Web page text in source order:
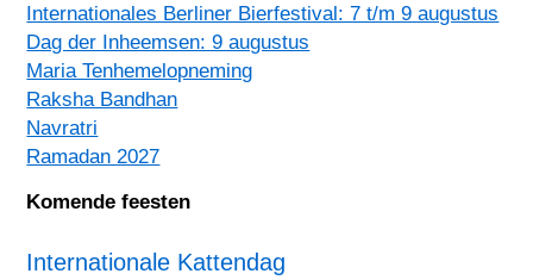
Internationales Berliner Bierfestival: 7 t/m 9 augustus
Dag der Inheemsen: 9 augustus
Maria Tenhemelopneming
Raksha Bandhan
Navratri
Ramadan 2027
Komende feesten
Internationale Kattendag